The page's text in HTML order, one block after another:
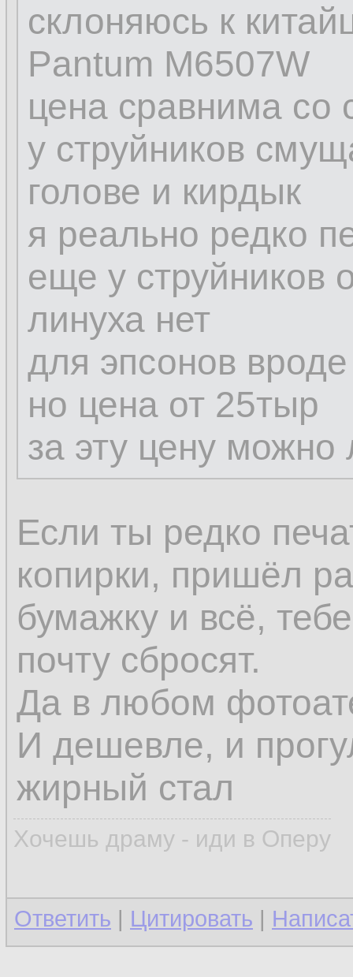
склоняюсь к
Pantum M6507W
цена сравнима со
у струйников
голове и кирдык
я реально редко
еще у струйников
линуха нет
для эпсонов
но цена от 25тыр
за эту цену можно
Если ты редко
копирки, пришёл
бумажку и всё,
почту сбросят.
Да в любом
И дешевле, и
жирный стал
Хочешь драму - иди в Оперу
Ответить | Цитировать |